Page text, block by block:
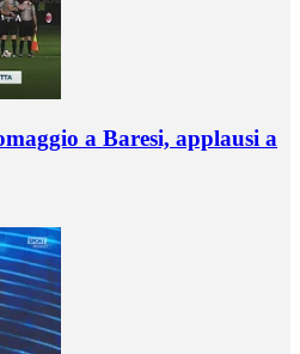
a Baresi, applausi a